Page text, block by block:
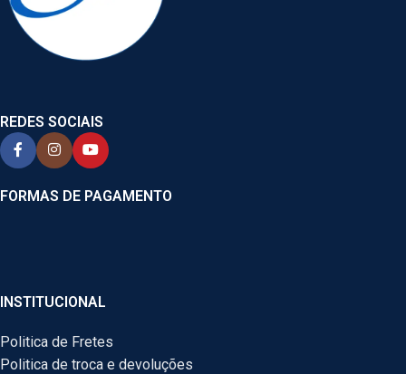
REDES SOCIAIS
FORMAS DE PAGAMENTO
INSTITUCIONAL
Politica de Fretes
Politica de troca e devoluções